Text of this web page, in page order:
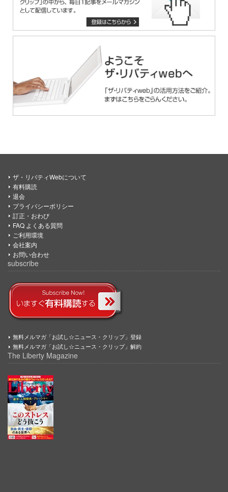
ザ・リバティWebについて
有料購読
退会
プライバシーポリシー
訂正・おわび
FAQ よくある質問
ご利用環境
会社案内
お問い合わせ
subscribe
無料メルマガ「お試し☆ニュース・クリップ」登録
無料メルマガ「お試し☆ニュース・クリップ」解約
The Liberty Magazine